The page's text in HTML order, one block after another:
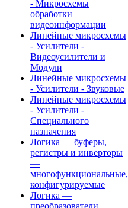
- Микросхемы
обработки
видеоинформации
Линейные микросхемы
- Усилители -
Видеоусилители и
Модули
Линейные микросхемы
- Усилители - Звуковые
Линейные микросхемы
- Усилители -
Специального
назначения
Логика — буферы,
регистры и инверторы
—
многофункциональные,
конфигурируемые
Логика —
преобразователи